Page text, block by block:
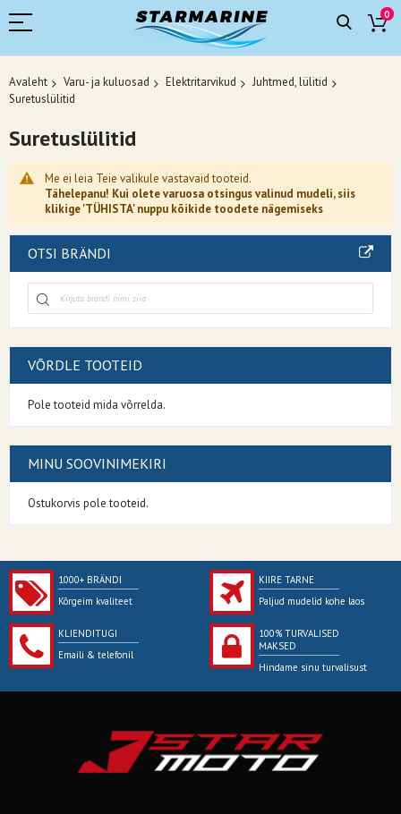
0
Avaleht Varu- ja kuluosad Elektritarvikud
Juhtmed, lülitid
Suretuslülitid
Suretuslülitid
Me ei leia Teie valikule vastavaid tooteid.
Tähelepanu! Kui olete varuosa otsingus valinud mudeli, siis
klikige 'TÜHISTA' nuppu kõikide toodete nägemiseks
OTSI BRÄNDI
VÕRDLE TOOTEID
Pole tooteid mida võrrelda.
MINU SOOVINIMEKIRI
Ostukorvis pole tooteid.
1000+ BRÄNDI
Kõrgeim kvaliteet
KIIRE TARNE
Paljud mudelid kohe laos
KLIENDITUGI
Emaili & telefonil
100% TURVALISED
MAKSED
Hindame sinu turvalisust